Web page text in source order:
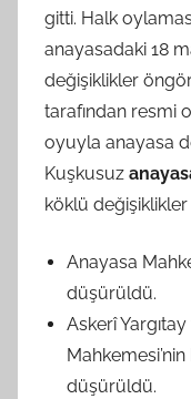
gitti. Halk
anayasadaki 18
değişiklikler
tarafından resmi
oyuyla anayasa
Kuşkusuz
köklü
Anayasa
düşürüldü.
Askerî
düşürüldü.